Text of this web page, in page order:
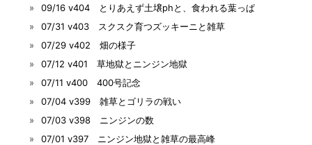
09/16 v404 とりあえず土壌phと、食われる葉っぱ
07/31 v403 スクスク育つズッキーニと雑草
07/29 v402 畑の様子
07/12 v401 草地獄とニンジン地獄
07/11 v400 400号記念
07/04 v399 雑草とゴリラの戦い
07/03 v398 ニンジンの数
07/01 v397 ニンジン地獄と雑草の最高峰